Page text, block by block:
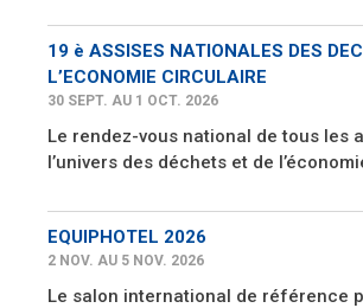
19 è ASSISES NATIONALES DES
L’ECONOMIE CIRCULAIRE
30 SEPT. AU 1 OCT. 2026
Le rendez-vous national de tous les
l’univers des déchets et de
EQUIPHOTEL 2026
2 NOV. AU 5 NOV. 2026
Le salon international de référence